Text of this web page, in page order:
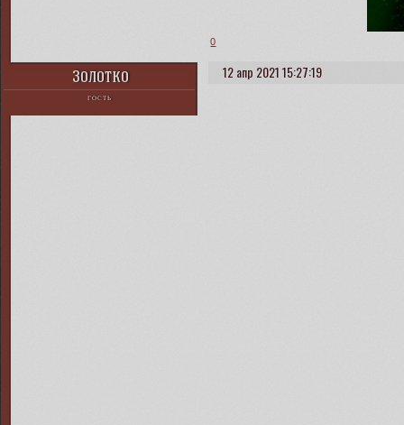
0
12 апр 2021 15:27:19
Золотко
ГОСТЬ